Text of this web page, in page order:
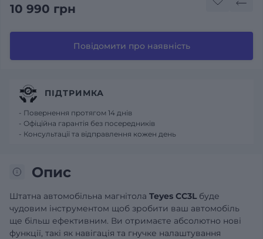
10 990 грн
Повідомити про наявність
Опис
Штатна автомобільна магнітола Teyes CC3L буде
чудовим інструментом щоб зробити ваш автомобіль
ще більш ефективним. Ви отримаєте абсолютно нові
функції, такі як навігація та гнучке налаштування
ПІДТРИМКА
- Повернення протягом 14 днів
- Офіційна гарантія без посередників
- Консультації та відправлення кожен день